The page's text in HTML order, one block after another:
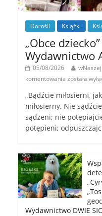
Dorośli Książki
„Obce
Wydawnictwo
05/08/2026
komentowania została
„Bądźcie miłosierni,
miłosierny. Nie
sądzeni; nie
potępieni;
Wydawnictwo DWIE